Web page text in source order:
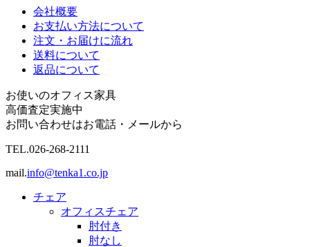
会社概要
お支払い方法について
注文・お届けに流れ
送料について
返品について
お使いのオフィス家具
高価査定実施中
お問い合わせはお電話・メールから
TEL.026-268-2111
mail.info@tenka1.co.jp
チェア
オフィスチェア
肘付き
肘なし